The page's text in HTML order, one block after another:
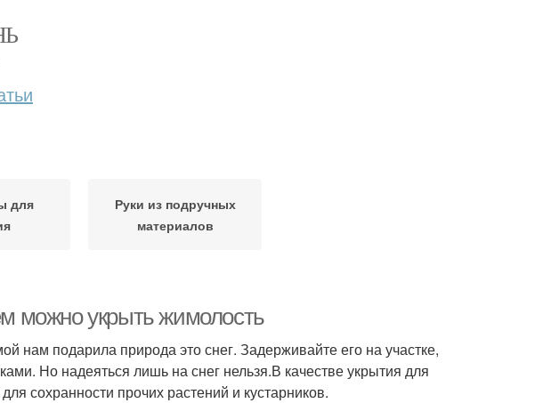
для
Руки из подручных
материалов
можно укрыть жимолость
нам подарила природа это снег. Задерживайте его на участке,
Но надеяться лишь на снег нельзя.В качестве укрытия для
сохранности прочих растений и кустарников.